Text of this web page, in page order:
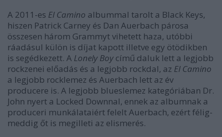
A 2011-es El Camino albummal tarolt a Black Keys,
hiszen Patrick Carney és Dan Auerbach párosa
összesen három Grammyt vihetett haza, utóbbi
ráadásul külön is díjat kapott illetve egy ötödikben
is segédkezett. A Lonely Boy című daluk lett a legjobb
rockzenei előadás és a legjobb rockdal, az El Camino
a legjobb rocklemez és Auerbach lett az év
producere is. A legjobb blueslemez kategóriában Dr.
John nyert a Locked Downnal, ennek az albumnak a
produceri munkálataiért felelt Auerbach, ezért félig-
meddig őt is megilleti az elismerés.